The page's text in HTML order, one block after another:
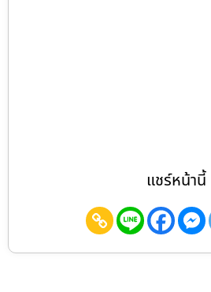
แชร์หน้านี้